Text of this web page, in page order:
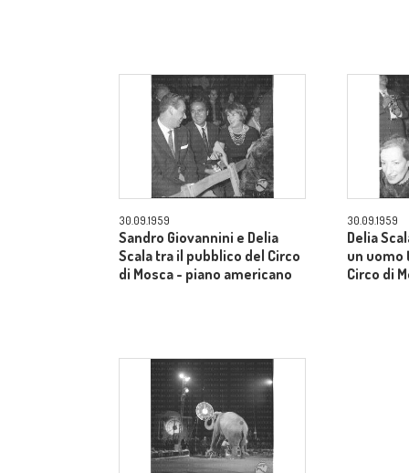
30.09.1959
Sandro Giovannini e Delia
Scala tra il pubblico del Circo
di Mosca - piano americano
30.09.1959
Delia
un uomo
Circo di